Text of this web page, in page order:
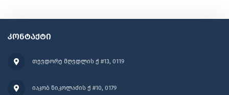
კონტაქტი
თევდორე მღვდლის ქ #13, 0119
იაკობ ნიკოლაძის ქ #10, 0179